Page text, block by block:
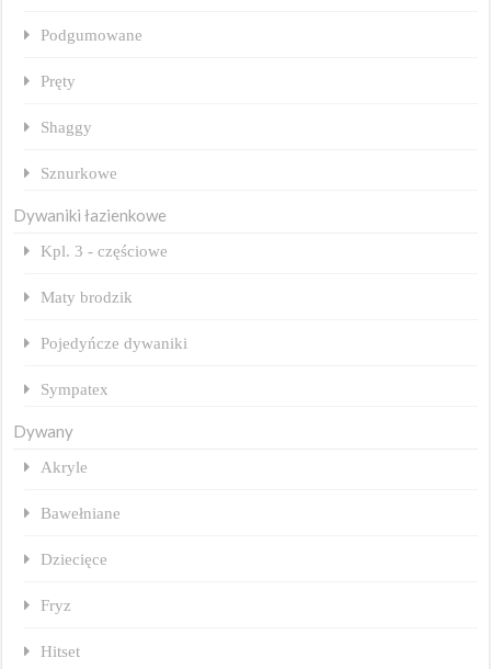
Podgumowane
Pręty
Shaggy
Sznurkowe
Dywaniki łazienkowe
Kpl. 3 - częściowe
Maty brodzik
Pojedyńcze dywaniki
Sympatex
Dywany
Akryle
Bawełniane
Dziecięce
Fryz
Hitset